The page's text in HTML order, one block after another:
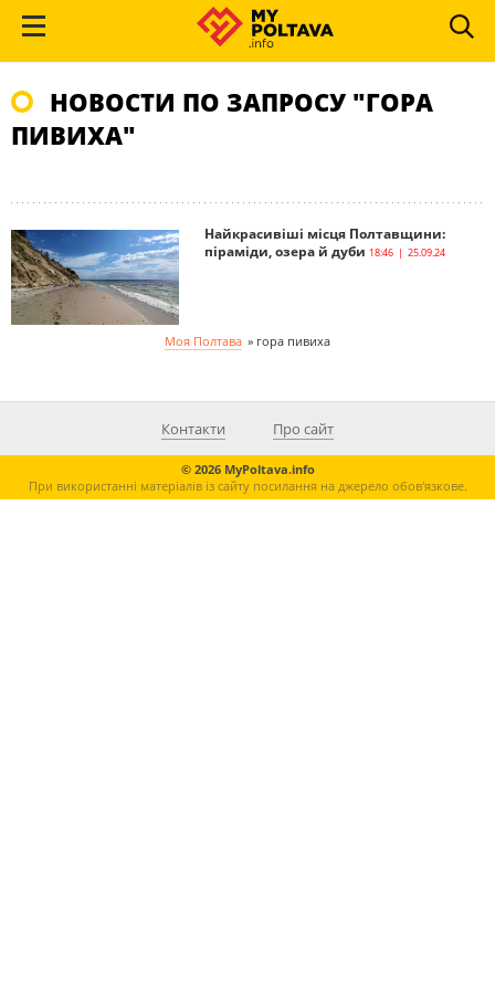
НОВОСТИ ПО ЗАПРОСУ "ГОРА
ПИВИХА"
Найкрасивіші місця Полтавщини:
піраміди, озера й дуби 18:46 | 25.09.24
Моя Полтава » гора пивиха
Контакти Про сайт
© 2026 MyPoltava.info
При використанні матеріалів із сайту посилання на джерело обов'язкове.